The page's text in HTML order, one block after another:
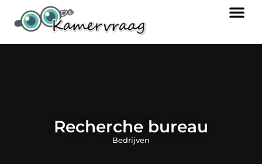
Recherche bureau
Bedrijven